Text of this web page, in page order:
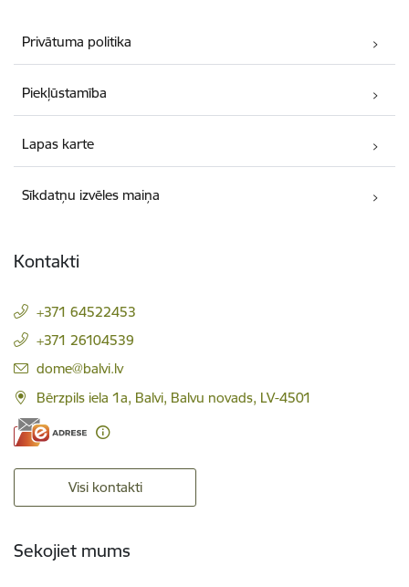
Privātuma politika
Piekļūstamība
Lapas karte
Sīkdatņu izvēles maiņa
Kontakti
+371 64522453
+371 26104539
E-pasts:
dome@balvi.lv
Bērzpils iela 1a, Balvi, Balvu novads, LV-4501
Visi kontakti
Sekojiet mums